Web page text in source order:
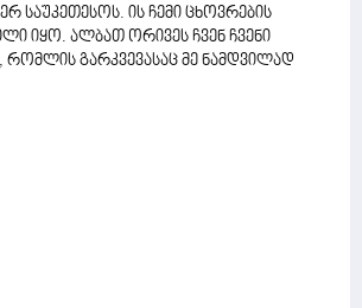
საუკეთესოს. ის ჩემი ცხოვრების
იყო. ალბათ ორივეს ჩვენ ჩვენი
რომლის გარკვევასაც მე ნამდვილად